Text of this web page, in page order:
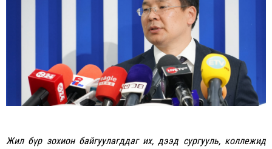
Жил бүр зохион байгуулагддаг их, дээд сургууль, коллежид